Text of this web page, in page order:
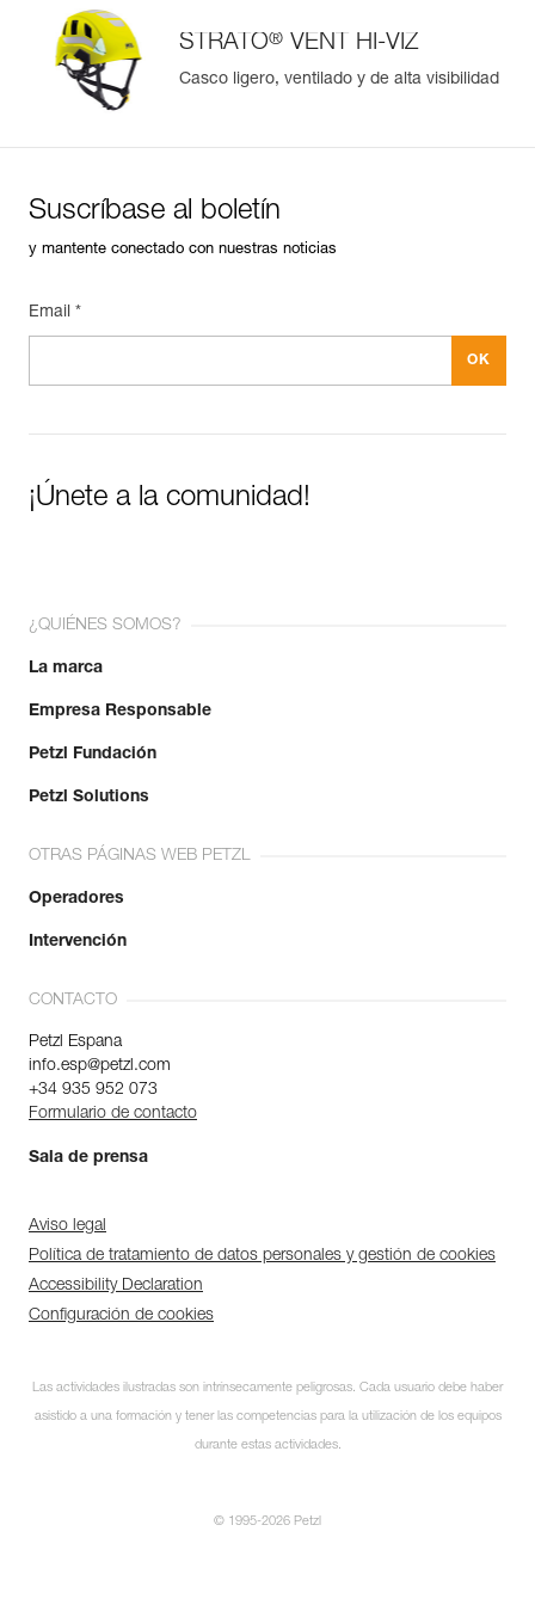
STRATO® VENT HI-VIZ
Casco ligero, ventilado y de alta visibilidad
Suscríbase al boletín
y mantente conectado con nuestras noticias
Email *
¡Únete a la comunidad!
¿QUIÉNES SOMOS?
La marca
Empresa Responsable
Petzl Fundación
Petzl Solutions
OTRAS PÁGINAS WEB PETZL
Operadores
Intervención
CONTACTO
Petzl Espana
info.esp@petzl.com
+34 935 952 073
Formulario de contacto
Sala de prensa
Aviso legal
Política de tratamiento de datos personales y gestión de cookies
Accessibility Declaration
Configuración de cookies
Las actividades ilustradas son intrínsecamente peligrosas. Cada usuario debe haber
asistido a una formación y tener las competencias para la utilización de los equipos
durante estas actividades.
© 1995-2026 Petzl